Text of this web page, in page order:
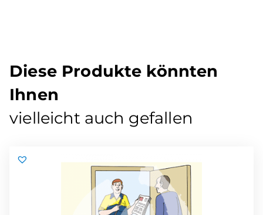
Diese Produkte könnten
Ihnen
vielleicht auch gefallen